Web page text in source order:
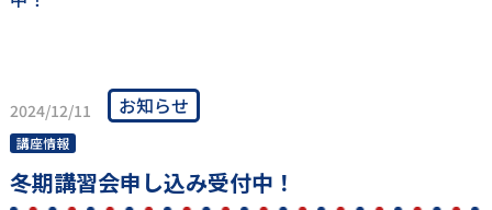
2024/12/11 お知らせ
講座情報
冬期講習会申し込み受付中！